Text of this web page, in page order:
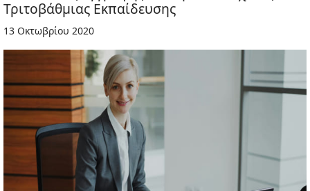
Τριτοβάθμιας Εκπαίδευσης
13 Οκτωβρίου 2020